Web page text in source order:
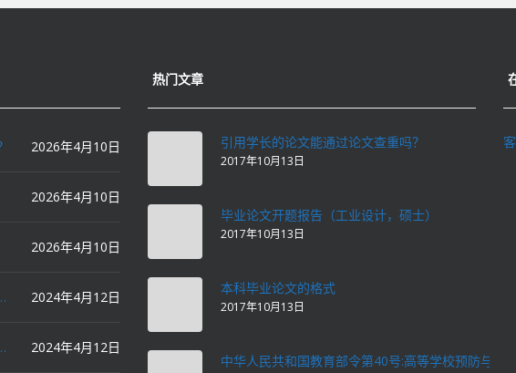
2026年4月10日
2026年4月10日
2026年4月10日
低AIGC写作率、AI写论文，这些名词你了解吗？ 2024年4月12日
？看这里就对了！ 2024年4月12日
热门文章
引用学长的论文能通过论文查重吗？
2017年10月13日
毕业论文开题报告（工业设计，硕士）
2017年10月13日
本科毕业论文的格式
2017年10月13日
中华人民共和国教育部令第40号:高等学校预防与处